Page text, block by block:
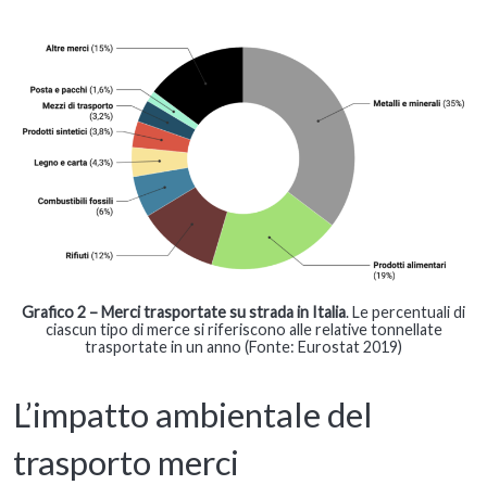
Grafico 2 – Merci trasportate su strada in Italia. Le percentuali di
ciascun tipo di merce si riferiscono alle relative tonnellate
trasportate in un anno (Fonte: Eurostat 2019)
L’impatto ambientale del
trasporto merci